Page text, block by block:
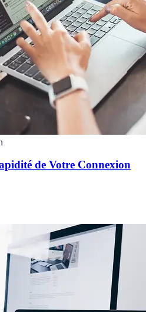
de Votre Connexion